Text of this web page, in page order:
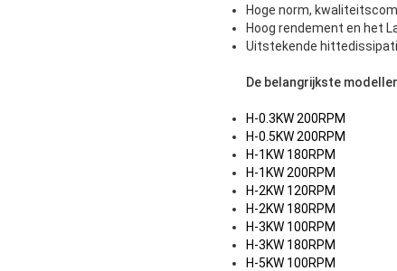
Hoge norm,
Hoog rendement en het
Uitstekende
De belangrijkste
H-0.3KW 200RPM
H-0.5KW 200RPM
H-1KW 180RPM
H-1KW 200RPM
H-2KW 120RPM
H-2KW 180RPM
H-3KW 100RPM
H-3KW 180RPM
H-5KW 100RPM